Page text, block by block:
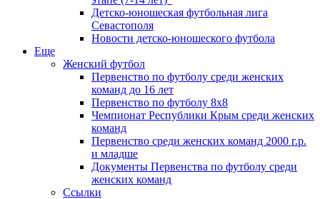
Детско-юношеская футбольная лига
Севастополя
Новости детско-юношеского футбола
Еще
Женский футбол
Первенство по футболу среди женских
команд до 16 лет
Первенство по футболу 8х8
Чемпионат Республики Крым среди женских
команд
Первенство среди женских команд 2000 г.р.
и младше
Документы Первенства по футболу среди
женских команд
Ссылки